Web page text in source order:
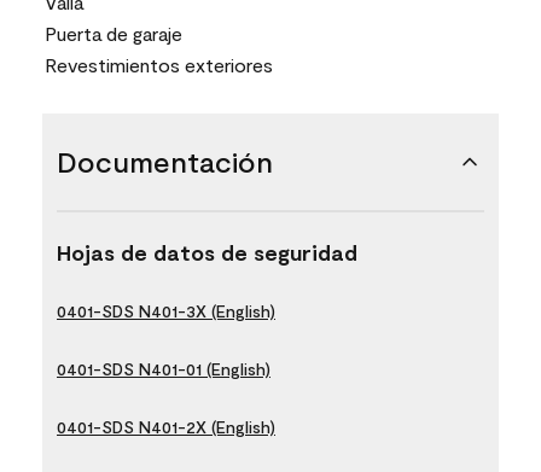
Puerta de garaje
Revestimientos exteriores
Documentación
Hojas de datos de seguridad
0401-SDS N401-3X (English)
0401-SDS N401-01 (English)
0401-SDS N401-2X (English)